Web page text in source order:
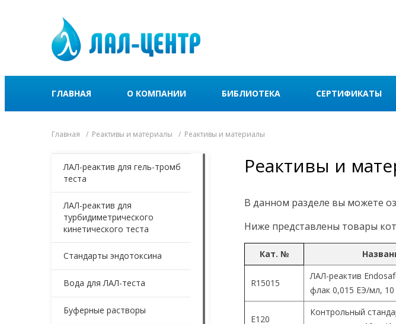
ГЛАВНАЯ О КОМПАНИИ БИБЛИОТЕКА СЕРТИФИКАТЫ
Главная Реактивы и материалы Реактивы и материалы
ЛАЛ-реактив для гель-тромб
теста
ЛАЛ-реактив для
турбидиметрического
кинетического теста
Стандарты эндотоксина
Вода для ЛАЛ-теста
Буферные растворы
Реактивы и
В данном разделе вы можете
Ниже представлены товары
Кат. №
R15015
ЛАЛ-реактив
флак 0,015 ЕЭ/мл,
Е120
Контрольный